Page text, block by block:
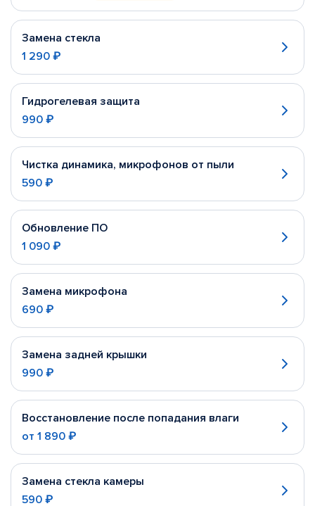
Замена стекла
1 290 ₽
Гидрогелевая защита
990 ₽
Чистка динамика, микрофонов от пыли
590 ₽
Обновление ПО
1 090 ₽
Замена микрофона
690 ₽
Замена задней крышки
990 ₽
Восстановление после попадания влаги
от 1 890 ₽
Замена стекла камеры
590 ₽